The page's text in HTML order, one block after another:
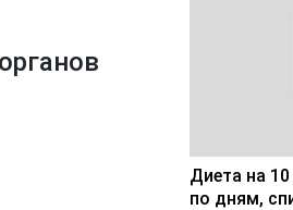
Диета на
по дням,